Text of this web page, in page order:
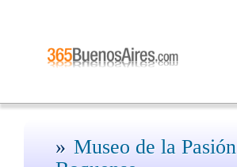
Museo de la Pasión